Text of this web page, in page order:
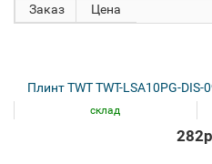
Заказ
Цена
Плинт TWT TWT-LSA10PG-DIS-
склад